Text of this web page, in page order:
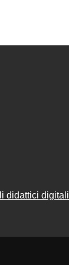
didattici digitali